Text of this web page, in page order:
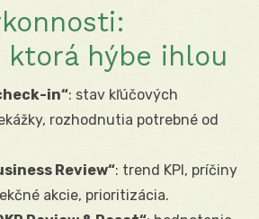
ktorá hýbe ihlou
in“: stav kľúčových
rozhodnutia potrebné od
Review“: trend KPI, príčiny
akcie, prioritizácia.